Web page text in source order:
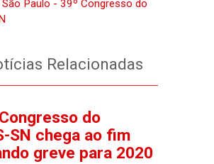
Paulo - 39º Congresso do
Relacionadas
do
SN chega ao fim
greve para 2020